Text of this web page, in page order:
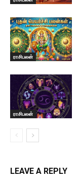
ராசிபலன்
ராசிபலன்
LEAVE A REPLY